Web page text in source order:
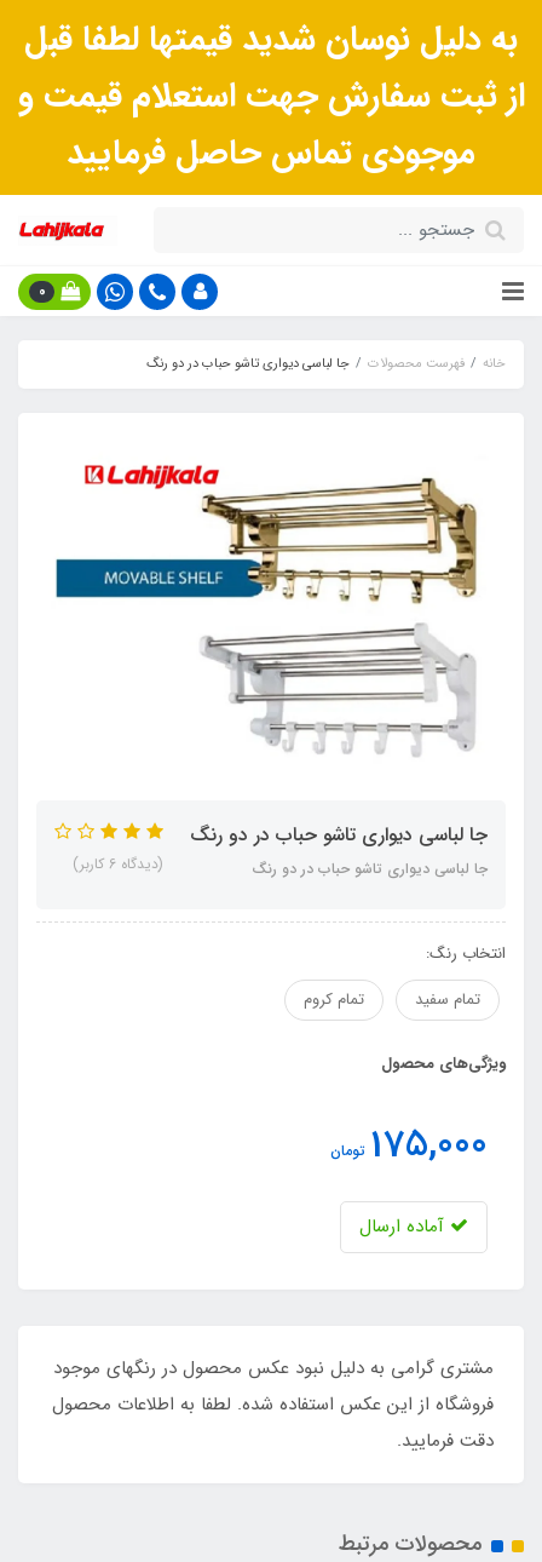
به دلیل نوسان شدید قیمتها لطفا قبل
از ثبت سفارش جهت استعلام قیمت و
موجودی تماس حاصل فرمایید
0
خانه فهرست محصولات جا لباسی دیواری تاشو حباب در دو رنگ
جا لباسی دیواری تاشو حباب در دو رنگ
جا لباسی دیواری تاشو حباب در دو رنگ (دیدگاه 6 کاربر)
انتخاب رنگ:
تمام سفید
تمام کروم
ویژگی‌های محصول
175,000 تومان
آماده ارسال
مشتری گرامی به دلیل نبود عکس محصول در رنگهای موجود
فروشگاه از این عکس استفاده شده. لطفا به اطلاعات محصول
دقت فرمایید.
محصولات مرتبط